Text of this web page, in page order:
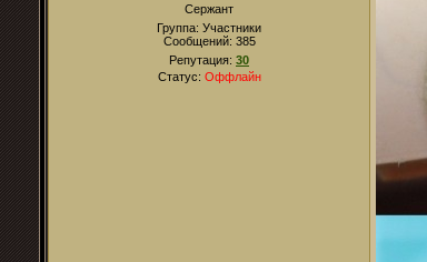
Сержант
Группа: Участники
Сообщений: 385
Репутация: 30
Статус: Оффлайн